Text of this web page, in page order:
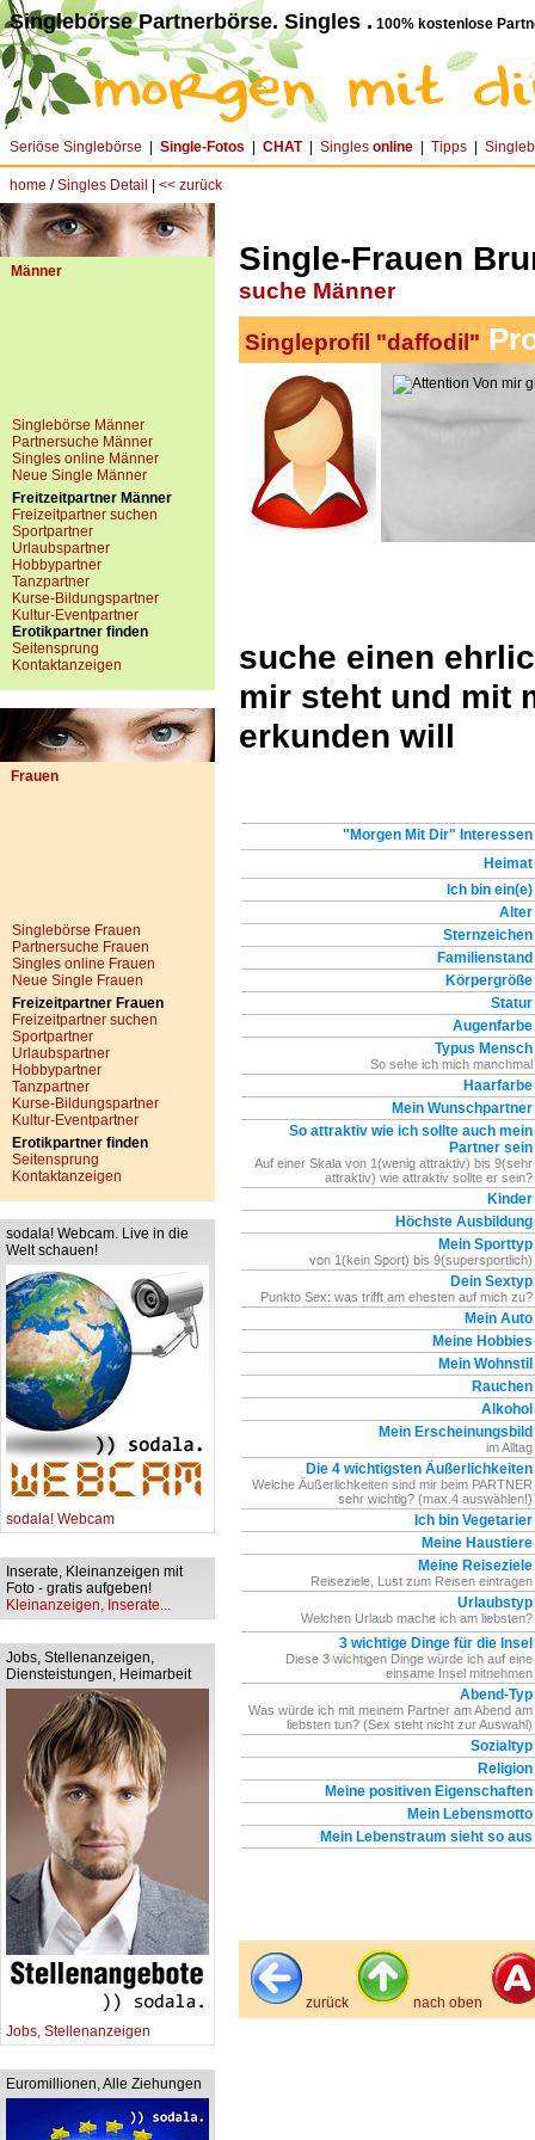
Singlebörse Partnerbörse. Singles . 100% kostenlose
Seriöse Singlebörse Single-Fotos CHAT| Singles online Tipps
home /Singles Detail << zurück
Männer
Singlebörse Männer
Partnersuche Männer
Singles online Männer
Neue Single Männer
Freitzeitpartner Männer
Freizeitpartner suchen
Sportpartner
Urlaubspartner
Hobbypartner
Tanzpartner
Kurse-Bildungspartner
Kultur-Eventpartner
Erotikpartner finden
Seitensprung
Kontaktanzeigen
Frauen
Singlebörse Frauen
Partnersuche Frauen
Singles online Frauen
Neue Single Frauen
Freizeitpartner Frauen
Freizeitpartner suchen
Sportpartner
Urlaubspartner
Hobbypartner
Tanzpartner
Kurse-Bildungspartner
Kultur-Eventpartner
Erotikpartner finden
Seitensprung
Kontaktanzeigen
sodala! Webcam. Live in die
Welt schauen!
sodala! Webcam
Inserate, Kleinanzeigen mit
Foto - gratis aufgeben!
Kleinanzeigen, Inserate...
Jobs, Stellenanzeigen,
Diensteistungen, Heimarbeit
Jobs, Stellenanzeigen
Euromillionen, Alle Ziehungen
Single-Frauen
suche Männer
Singleprofil "daffodil"
Von mir
suche einen
mir steht und mit
erkunden will
"Morgen Mit Dir" Interessen
Heimat
Ich bin ein(e)
Alter
Sternzeichen
Familienstand
Körpergröße
Statur
Augenfarbe
Typus Mensch
So sehe ich mich manchmal
Haarfarbe
Mein Wunschpartner
So attraktiv wie ich sollte auch mein
Partner sein
Auf einer Skala von 1(wenig attraktiv) bis 9(sehr
attraktiv) wie attraktiv sollte er sein?
Kinder
Höchste Ausbildung
Mein Sporttyp
von 1(kein Sport) bis 9(supersportlich)
Dein Sextyp
Punkto Sex: was trifft am ehesten auf mich zu?
Mein Auto
Meine Hobbies
Mein Wohnstil
Rauchen
Alkohol
Mein Erscheinungsbild
im Alltag
Die 4 wichtigsten Äußerlichkeiten
Welche Äußerlichkeiten sind mir beim PARTNER
sehr wichtig? (max.4 auswählen!)
Ich bin Vegetarier
Meine Haustiere
Meine Reiseziele
Reiseziele, Lust zum Reisen eintragen
Urlaubstyp
Welchen Urlaub mache ich am liebsten?
3 wichtige Dinge für die Insel
Diese 3 wichtigen Dinge würde ich auf eine
einsame Insel mitnehmen
Abend-Typ
Was würde ich mit meinem Partner am Abend am
liebsten tun? (Sex steht nicht zur Auswahl)
Sozialtyp
Religion
Meine positiven Eigenschaften
Mein Lebensmotto
Mein Lebenstraum sieht so aus
zurück nach oben